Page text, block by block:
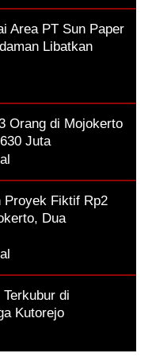
Area PT Sun Paper
Libatkan
Orang di Mojokerto
Juta
Proyek Fiktif Rp2
Dua
di
Kutorejo